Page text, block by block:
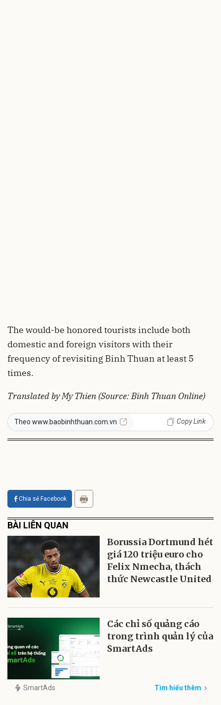
The would-be honored tourists include both
domestic and foreign visitors with their
frequency of revisiting Binh Thuan at least 5
times.
Translated by My Thien (Source: Binh Thuan Online)
Theo www.baobinhthuan.com.vn Copy Link
Chia sẻ Facebook
BÀI LIÊN QUAN
Borussia Dortmund hét
giá 120 triệu euro cho
Felix Nmecha, thách
thức Newcastle United
Các chỉ số quảng cáo
trong trình quản lý của
SmartAds
SmartAds Tìm hiểu thêm